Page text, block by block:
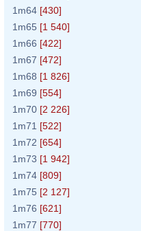
1m64 [430]
1m65 [1 540]
1m66 [422]
1m67 [472]
1m68 [1 826]
1m69 [554]
1m70 [2 226]
1m71 [522]
1m72 [654]
1m73 [1 942]
1m74 [809]
1m75 [2 127]
1m76 [621]
1m77 [770]